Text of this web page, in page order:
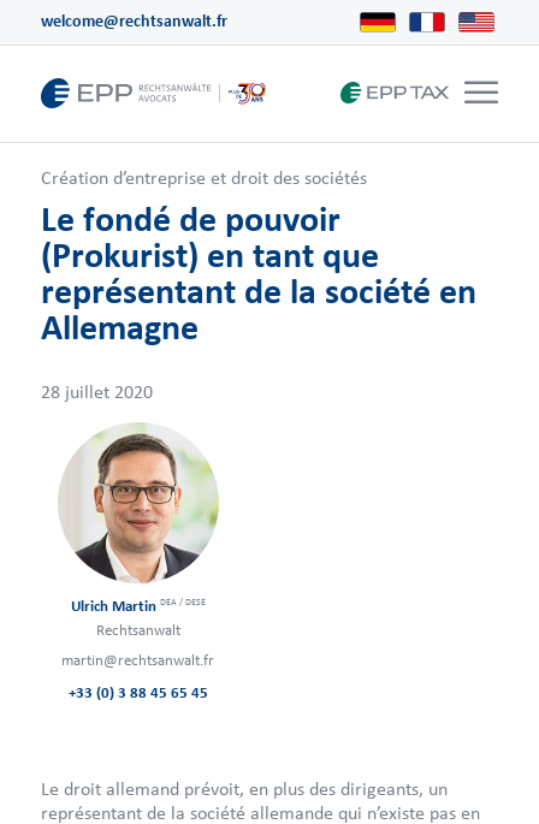
welcome@rechtsanwalt.fr
Création d’entreprise et droit des sociétés
Le fondé de pouvoir
(Prokurist) en tant que
représentant de la société en
Allemagne
28 juillet 2020
Ulrich Martin DEA / DESE
Rechtsanwalt
martin@rechtsanwalt.fr
+33 (0) 3 88 45 65 45
Le droit allemand prévoit, en plus des dirigeants, un
représentant de la société allemande qui n’existe pas en